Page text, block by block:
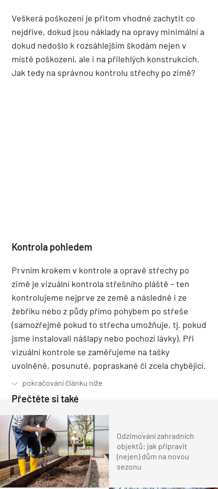
Veškerá poškození je přitom vhodné zachytit co
nejdříve, dokud jsou náklady na opravy minimální a
dokud nedošlo k rozsáhlejším škodám nejen v
místě poškození, ale i na přilehlých konstrukcích.
Jak tedy na správnou kontrolu střechy po zimě?
Kontrola pohledem
Prvním krokem v kontrole a opravě střechy po
zimě je vizuální kontrola střešního pláště – ten
kontrolujeme nejprve ze země a následně i ze
žebříku nebo z půdy přímo pohybem po střeše
(samozřejmě pokud to střecha umožňuje, tj. pokud
jsme instalovali nášlapy nebo pochozí lávky). Při
vizuální kontrole se zaměřujeme na tašky
uvolněné, posunuté, popraskané či zcela chybějící.
Přečtěte si také
Odzimování zahradních
objektů: jak připravit
(nejen) dům na novou
sezonu